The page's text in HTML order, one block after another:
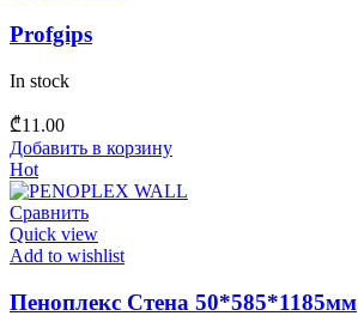
Profgips
In stock
₾11.00
Добавить в корзину
Hot
Сравнить
Quick view
Add to wishlist
Пеноплекс Стена 50*585*1185мм